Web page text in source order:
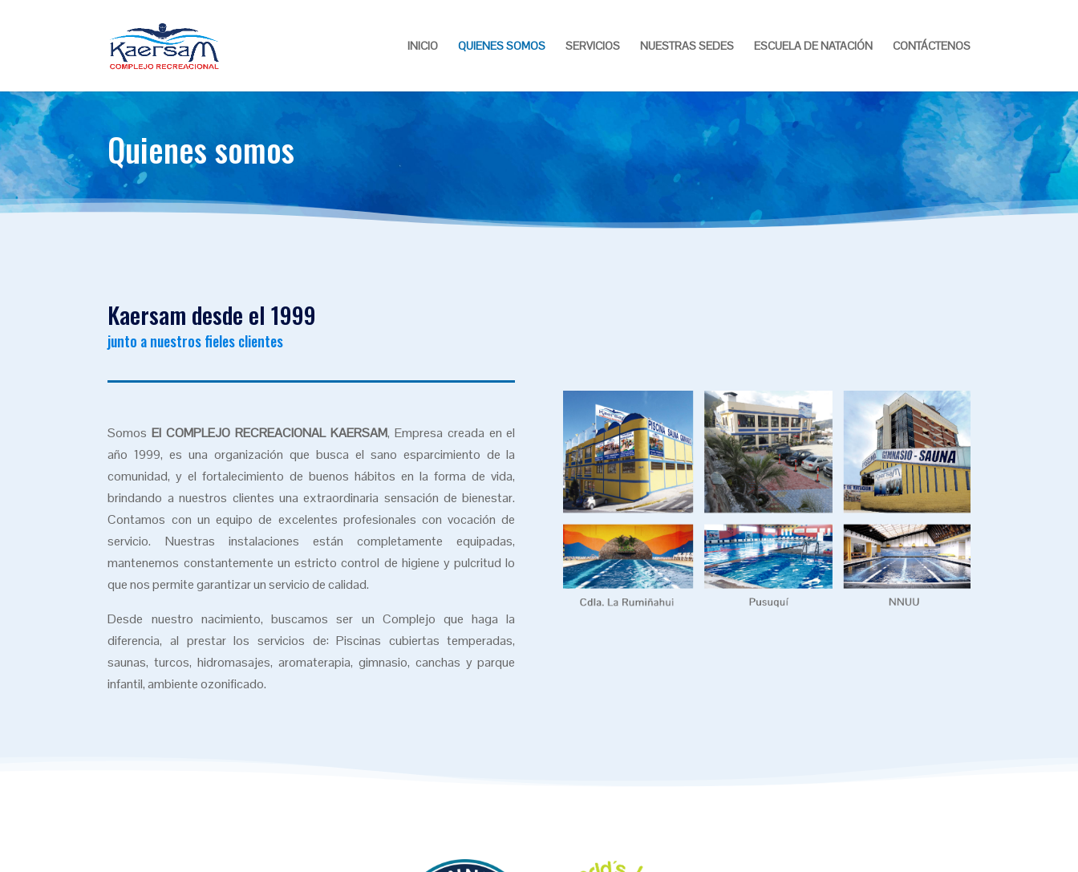
INICIO QUIENES SOMOS SERVICIOS NUESTRAS SEDES ESCUELA DE NATACIÓN CONTÁCTENOS
Quienes somos
Kaersam desde el 1999
junto a nuestros fieles clientes
SomosEl COMPLEJO RECREACIONAL KAERSAM, Empresa creada en el
año 1999, es una organización que busca el sano esparcimiento de la
comunidad, y el fortalecimiento de buenos hábitos en la forma de vida,
brindando a nuestros clientes una extraordinaria sensación de bienestar.
Contamos con un equipo de excelentes profesionales con vocación de
servicio. Nuestras instalaciones están completamente equipadas,
mantenemos constantemente un estricto control de higiene y pulcritud lo
que nos permite garantizar un servicio de calidad.
Desde nuestro nacimiento, buscamos ser un Complejo que haga la
diferencia, al prestar los servicios de: Piscinas cubiertas temperadas,
saunas, turcos, hidromasajes, aromaterapia, gimnasio, canchas y parque
infantil, ambiente ozonificado.